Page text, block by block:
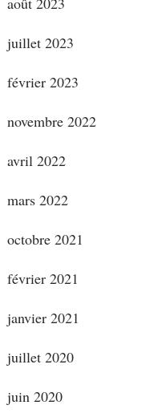
juillet 2023
février 2023
novembre 2022
avril 2022
mars 2022
octobre 2021
février 2021
janvier 2021
juillet 2020
juin 2020